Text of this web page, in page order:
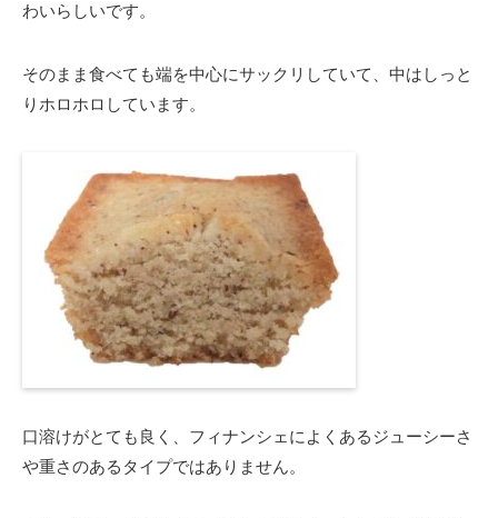
わいらしいです。
そのまま食べても端を中心にサックリしていて、中はしっと
りホロホロしています。
口溶けがとても良く、フィナンシェによくあるジューシーさ
や重さのあるタイプではありません。